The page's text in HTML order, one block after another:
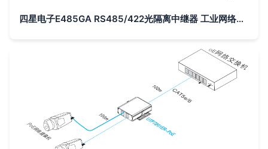
四星电子E485GA RS485/422光隔离中继器 工业网络的稳定守护者